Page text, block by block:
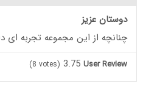
دوستان عزیز
چنانچه از این مجموعه تجربه ای
User Review
3.75
(8 votes)